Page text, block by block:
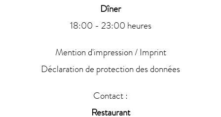
Dîner
18:00 - 23:00 heures
Mention d'impression / Imprint
Déclaration de protection des données
Contact :
Restaurant